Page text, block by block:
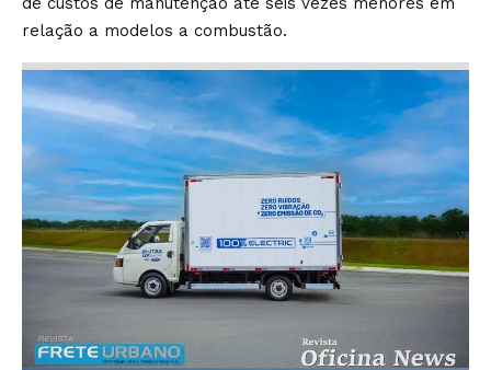
relação a modelos a combustão.